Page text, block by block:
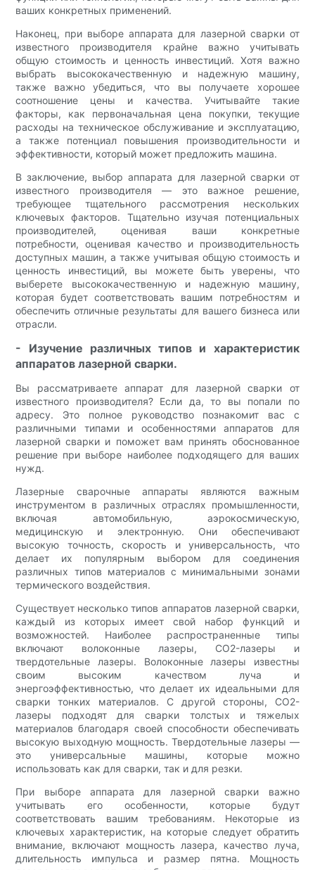
ваших конкретных применений.
Наконец, при выборе аппарата для лазерной сварки от
известного производителя крайне важно учитывать
общую стоимость и ценность инвестиций. Хотя важно
выбрать высококачественную и надежную машину,
также важно убедиться, что вы получаете хорошее
соотношение цены и качества. Учитывайте такие
факторы, как первоначальная цена покупки, текущие
расходы на техническое обслуживание и эксплуатацию,
а также потенциал повышения производительности и
эффективности, который может предложить машина.
В заключение, выбор аппарата для лазерной сварки от
известного производителя — это важное решение,
требующее тщательного рассмотрения нескольких
ключевых факторов. Тщательно изучая потенциальных
производителей, оценивая ваши конкретные
потребности, оценивая качество и производительность
доступных машин, а также учитывая общую стоимость и
ценность инвестиций, вы можете быть уверены, что
выберете высококачественную и надежную машину,
которая будет соответствовать вашим потребностям и
обеспечить отличные результаты для вашего бизнеса или
отрасли.
- Изучение различных типов и характеристик
аппаратов лазерной сварки.
Вы рассматриваете аппарат для лазерной сварки от
известного производителя? Если да, то вы попали по
адресу. Это полное руководство познакомит вас с
различными типами и особенностями аппаратов для
лазерной сварки и поможет вам принять обоснованное
решение при выборе наиболее подходящего для ваших
нужд.
Лазерные сварочные аппараты являются важным
инструментом в различных отраслях промышленности,
включая автомобильную, аэрокосмическую,
медицинскую и электронную. Они обеспечивают
высокую точность, скорость и универсальность, что
делает их популярным выбором для соединения
различных типов материалов с минимальными зонами
термического воздействия.
Существует несколько типов аппаратов лазерной сварки,
каждый из которых имеет свой набор функций и
возможностей. Наиболее распространенные типы
включают волоконные лазеры, CO2-лазеры и
твердотельные лазеры. Волоконные лазеры известны
своим высоким качеством луча и
энергоэффективностью, что делает их идеальными для
сварки тонких материалов. С другой стороны, CO2-
лазеры подходят для сварки толстых и тяжелых
материалов благодаря своей способности обеспечивать
высокую выходную мощность. Твердотельные лазеры —
это универсальные машины, которые можно
использовать как для сварки, так и для резки.
При выборе аппарата для лазерной сварки важно
учитывать его особенности, которые будут
соответствовать вашим требованиям. Некоторые из
ключевых характеристик, на которые следует обратить
внимание, включают мощность лазера, качество луча,
длительность импульса и размер пятна. Мощность